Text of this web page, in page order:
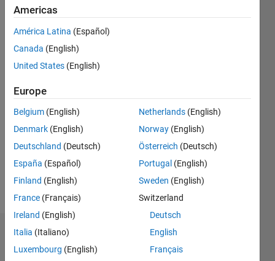
months
ago
Active
since
Following:
Message
Dashboard
Americas
América Latina (Español)
Canada (English)
United States (English)
Europe
Belgium (English)
Denmark (English)
Deutschland (Deutsch)
España (Español)
Finland (English)
France (Français)
Ireland (English)
Italia (Italiano)
Luxembourg (English)
Netherlands (English)
Norway (English)
Österreich (Deutsch)
Portugal (English)
Sweden (English)
Switzerland
Deutsch
English
Français